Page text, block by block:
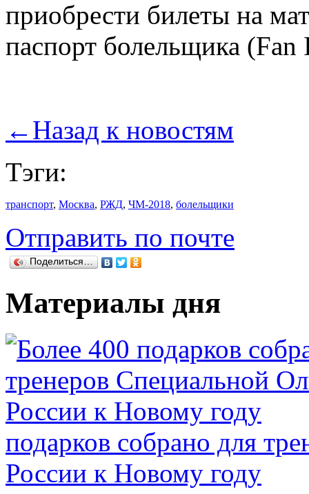
приобрести билеты на
паспорт болельщика (Fan
← Назад к новостям
Тэги:
транспорт, Москва, РЖД, ЧМ-2018, болельщики
Отправить по почте
Поделиться…
Материалы дня
подарков собрано для
России к Новому году